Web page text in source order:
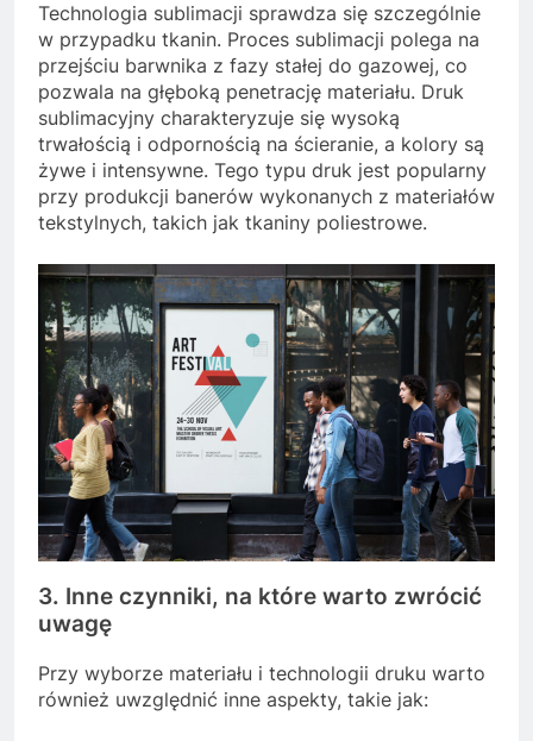
Technologia sublimacji sprawdza się szczególnie
w przypadku tkanin. Proces sublimacji polega na
przejściu barwnika z fazy stałej do gazowej, co
pozwala na głęboką penetrację materiału. Druk
sublimacyjny charakteryzuje się wysoką
trwałością i odpornością na ścieranie, a kolory są
żywe i intensywne. Tego typu druk jest popularny
przy produkcji banerów wykonanych z materiałów
tekstylnych, takich jak tkaniny poliestrowe.
3. Inne czynniki, na które warto zwrócić
uwagę
Przy wyborze materiału i technologii druku warto
również uwzględnić inne aspekty, takie jak: